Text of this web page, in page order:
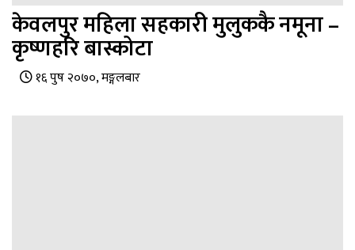
केवलपुर महिला सहकारी मुलुककै नमूना –
कृष्णहरि बास्कोटा
१६ पुष २०७०, मङ्गलबार